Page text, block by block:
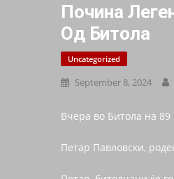
Почина
Од Битола
Uncategorized
September 8, 2024
Вчера во Битола на 89
Петар Павловски,